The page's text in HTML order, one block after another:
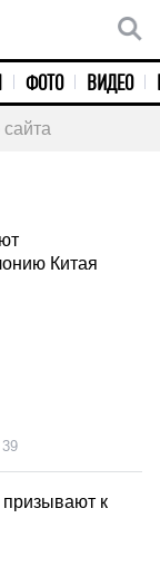
ФОТО ВИДЕО
Китая
39
к